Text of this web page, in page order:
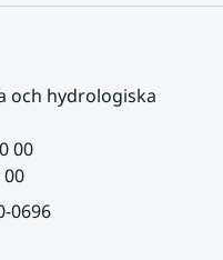
och hydrologiska
00
0696